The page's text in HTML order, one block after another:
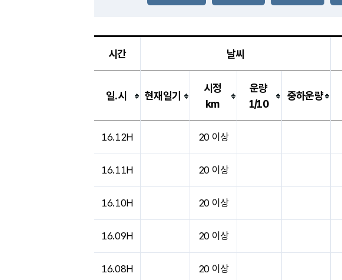
-
시간 날씨
일.시 현재일기
시정
km
운량
1/10
중하운량
16.12H 20 이상
16.11H 20 이상
16.10H 20 이상
16.09H 20 이상
16.08H 20 이상